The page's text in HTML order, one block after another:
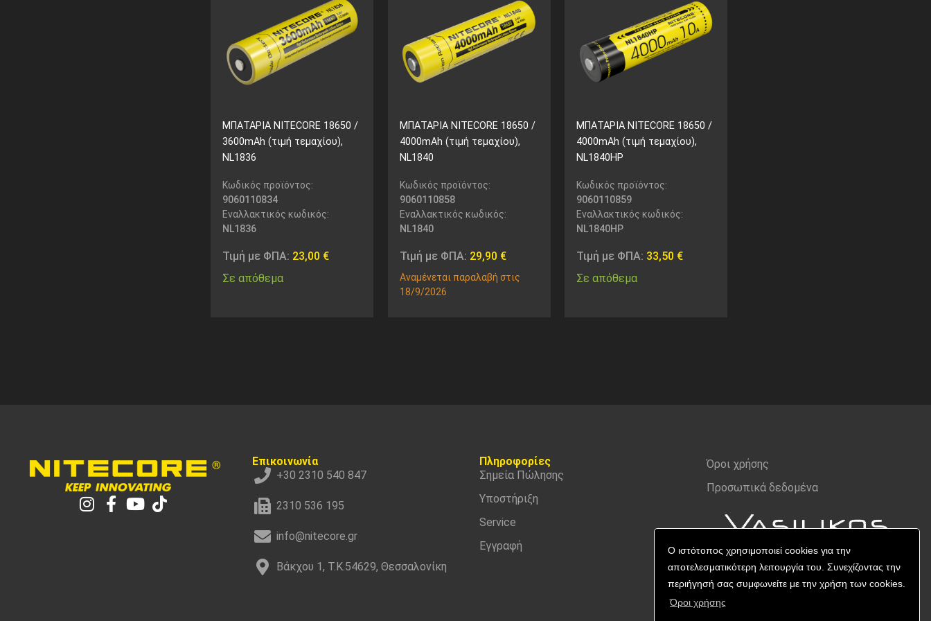
Ο ιστότοπος χρησιμοποιεί cookies για την
αποτελεσματικότερη λειτουργία του. Συνεχίζοντας την
περιήγησή σας συμφωνείτε με την χρήση των cookies.
Όροι χρήσης
ΜΠΑΤΑΡΙΑ NITECORE 18650 /
3600mAh (τιμή τεμαχίου),
NL1836
Κωδικός προϊόντος:
9060110834
Εναλλακτικός κωδικός:
NL1836
Τιμή με ΦΠΑ: 23,00 €
Σε απόθεμα
ΜΠΑΤΑΡΙΑ NITECORE 18650 /
4000mAh (τιμή τεμαχίου),
NL1840
Κωδικός προϊόντος:
9060110858
Εναλλακτικός κωδικός:
NL1840
Τιμή με ΦΠΑ: 29,90 €
Αναμένεται παραλαβή στις
18/9/2026
ΜΠΑΤΑΡΙΑ NITECORE 18650 /
4000mAh (τιμή τεμαχίου),
NL1840HP
Κωδικός προϊόντος:
9060110859
Εναλλακτικός κωδικός:
NL1840HP
Τιμή με ΦΠΑ: 33,50 €
Σε απόθεμα
Επικοινωνία
+30 2310 540 847
2310 536 195
info@nitecore.gr
Βάκχου 1, Τ.Κ.54629, Θεσσαλονίκη
Πληροφορίες
Σημεία Πώλησης
Υποστήριξη
Service
Εγγραφή
Όροι χρήσης
Προσωπικά δεδομένα